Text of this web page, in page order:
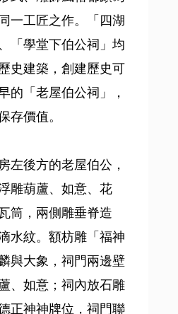
一工匠之作。「四湖
「學堂下伯公祠」均
史建築，創建歷史可
的「老屋伯公祠」，
存價值。
左後方的老屋伯公，
雕葫蘆、如意、花
筒，兩側雕垂脊造
水紋。額枋雕「福神
與大象，祠門兩邊壁
、如意；祠內放石雕
正神神牌位，祠門聯